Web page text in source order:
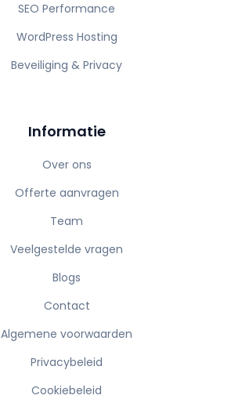
SEO Performance
WordPress Hosting
Beveiliging & Privacy
Informatie
Over ons
Offerte aanvragen
Team
Veelgestelde vragen
Blogs
Contact
Algemene voorwaarden
Privacybeleid
Cookiebeleid